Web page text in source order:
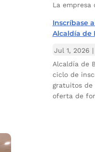
La empresa
Inscríbase
Alcaldía de
Jul 1, 2026 |
Alcaldía de
ciclo de
gratuitos de
oferta de